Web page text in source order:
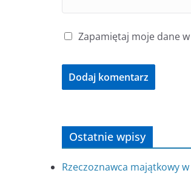
Zapamiętaj moje dane
Ostatnie wpisy
Rzeczoznawca majątkowy